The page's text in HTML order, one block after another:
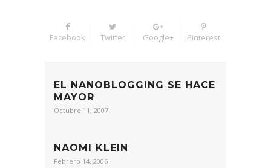
Facebook Twitter Google+ Pinterest
EL NANOBLOGGING SE HACE
MAYOR
Octubre 11, 2007
NAOMI KLEIN
Febrero 14, 2006